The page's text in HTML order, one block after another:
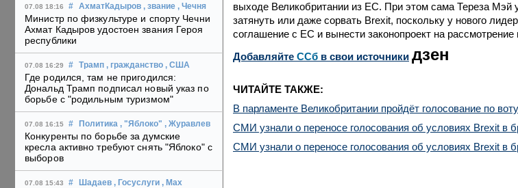
07.08 18:16 # АхматКадыров , звание , Чечня
Министр по физкультуре и спорту Чечни
Ахмат Кадыров удостоен звания Героя
республики
07.08 16:29 # Трамп , гражданство , США
Где родился, там не пригодился:
Дональд Трамп подписал новый указ по
борьбе с "родильным туризмом"
07.08 16:15 # Политика , "Яблоко" , Журавлев
Конкуренты по борьбе за думские
кресла активно требуют снять "Яблоко" с
выборов
07.08 15:43 # Шадаев , Госуслуги , Max
выходе Великобритании из ЕС. При этом сама Тереза Мэй
затянуть или даже сорвать Brexit, поскольку у нового
соглашение с ЕС и вынести законопроект на рассмотрение
Добавляйте CСб в свои источники дзен
ЧИТАЙТЕ ТАКЖЕ:
В парламенте Великобритании пройдёт голосование по
СМИ узнали о переносе голосования об условиях Brexit в
СМИ узнали о переносе голосования об условиях Brexit в